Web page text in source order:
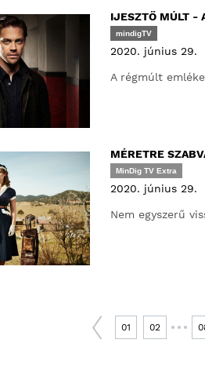
IJESZTŐ MÚLT -
mindigTV
2020. június 29.
A régmúlt
MÉRETRE
MinDig TV Extra
2020. június 29.
Nem egyszerű
01 02